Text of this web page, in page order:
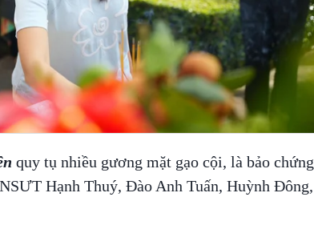
quy tụ nhiều gương mặt gạo cội, là bảo chứng
Hạnh Thuý, Đào Anh Tuấn, Huỳnh Đông,